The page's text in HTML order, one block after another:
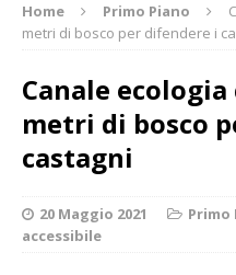
Home Primo Piano
metri di bosco per difendere i
Canale
metri di bosco
castagni
20 Maggio 2021 Primo
accessibile